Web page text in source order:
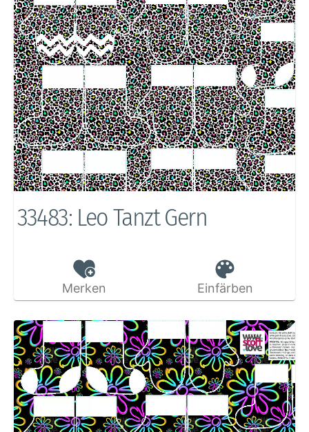
33483: Leo Tanzt Gern
Merken Einfärben